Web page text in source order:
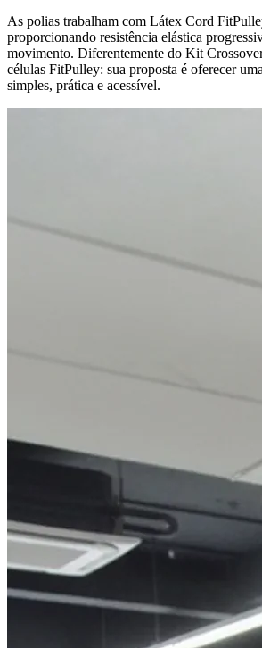
As polias trabalham com Látex Cord
proporcionando resistência elástica
movimento. Diferentemente do Kit
células FitPulley: sua proposta é oferecer
simples, prática e acessível.